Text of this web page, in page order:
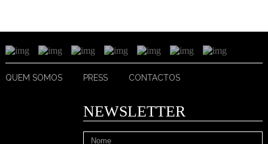
QUEM SOMOS PRESS CONTACTOS
NEWSLETTER